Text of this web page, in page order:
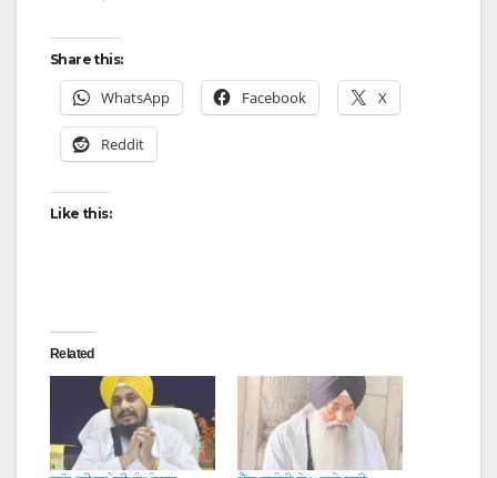
Share this:
WhatsApp Facebook X
Reddit
Like this:
Related